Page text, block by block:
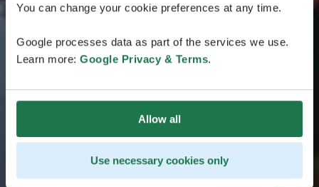
You can change your cookie preferences at any time.
Google processes data as part of the services we use.
Learn more: Google Privacy & Terms.
Allow all
Use necessary cookies only